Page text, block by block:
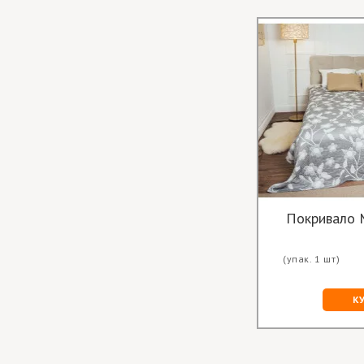
Покривало
(упак. 1 шт)